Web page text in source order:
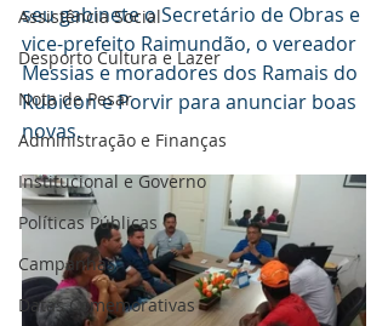
Assistência Social
Desporto Cultura e Lazer
Nota de Pesar
Administração e Finanças
Institucional e Governo
Políticas Públicas
Campanhas
Datas Comemorativas
seu gabinete o Secretário de Obras e
vice-prefeito Raimundão, o vereador
Messias e moradores dos Ramais do
Rubicon e Porvir para anunciar boas
novas.